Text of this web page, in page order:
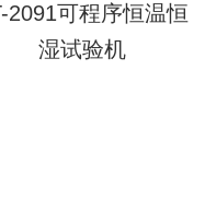
2091可程序恒温恒
湿试验机